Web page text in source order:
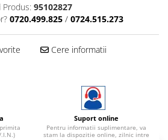
Produs: 95102827
0720.499.825 / 0724.515.273
Cere informatii
Suport online
Pentru informatii suplimentare, va
stam la dispozitie online, zilnic intre